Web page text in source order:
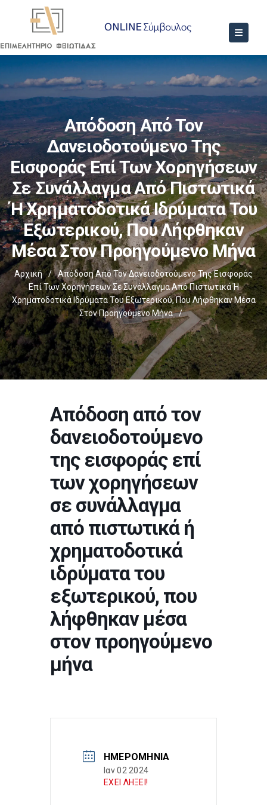
Απόδοση Από Τον
Δανειοδοτούμενο Της
Εισφοράς Επί Των Χορηγήσεων
Σε Συνάλλαγμα Από Πιστωτικά
Ή Χρηματοδοτικά Ιδρύματα Του
Εξωτερικού, Που Λήφθηκαν
Μέσα Στον Προηγούμενο Μήνα
Αρχική /
Απόδοση Από Τον Δανειοδοτούμενο Της Εισφοράς
Επί Των Χορηγήσεων Σε Συνάλλαγμα Από Πιστωτικά Ή
Χρηματοδοτικά Ιδρύματα Του Εξωτερικού, Που Λήφθηκαν Μέσα
Στον Προηγούμενο Μήνα
/
Απόδοση από τον
δανειοδοτούμενο
της εισφοράς επί
των χορηγήσεων
σε συνάλλαγμα
από πιστωτικά ή
χρηματοδοτικά
ιδρύματα του
εξωτερικού, που
λήφθηκαν μέσα
στον προηγούμενο
μήνα
ΗΜΕΡΟΜΗΝΊΑ
Ιαν 02 2024
ΕΧΕΙ ΛΗΞΕΙ!